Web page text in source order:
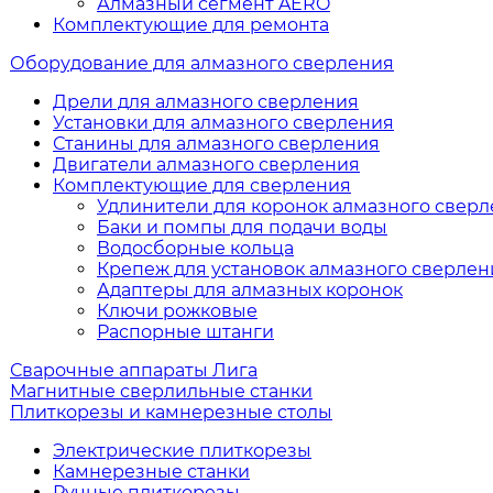
Комплектующие для ремонта
Оборудование для алмазного сверления
Дрели для алмазного сверления
Установки для алмазного сверления
Станины для алмазного сверления
Двигатели алмазного сверления
Комплектующие для сверления
Удлинители для коронок алмазного
Баки и помпы для подачи воды
Водосборные кольца
Крепеж для установок алмазного
Адаптеры для алмазных коронок
Ключи рожковые
Распорные штанги
Сварочные аппараты Лига
Магнитные сверлильные станки
Плиткорезы и камнерезные столы
Электрические плиткорезы
Камнерезные станки